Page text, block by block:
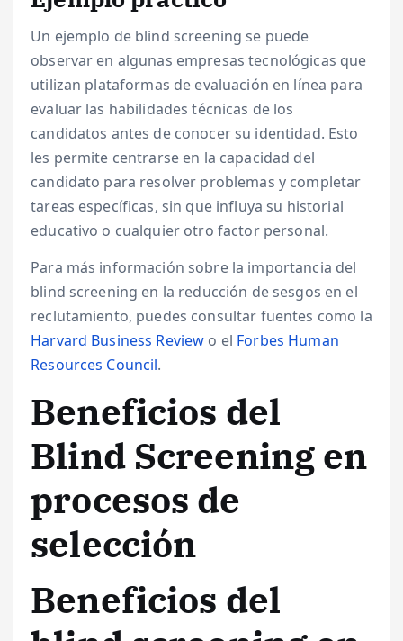
Un ejemplo de blind screening se puede
observar en algunas empresas tecnológicas que
utilizan plataformas de evaluación en línea para
evaluar las habilidades técnicas de los
candidatos antes de conocer su identidad. Esto
les permite centrarse en la capacidad del
candidato para resolver problemas y completar
tareas específicas, sin que influya su historial
educativo o cualquier otro factor personal.
Para más información sobre la importancia del
blind screening en la reducción de sesgos en el
reclutamiento, puedes consultar fuentes como la
Harvard Business Review o el Forbes Human
Resources Council.
Beneficios del
Blind Screening en
procesos de
selección
Beneficios del